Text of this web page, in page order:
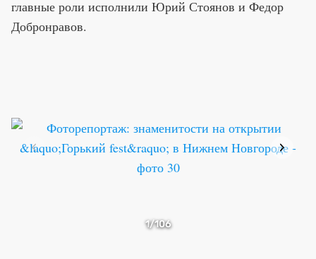
главные роли исполнили Юрий Стоянов и Федор
Добронравов.
1/106